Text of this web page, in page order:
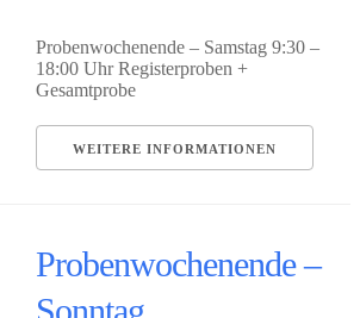
Probenwochenende – Samstag 9:30 –
18:00 Uhr Registerproben +
Gesamtprobe
WEITERE INFORMATIONEN
Probenwochenende –